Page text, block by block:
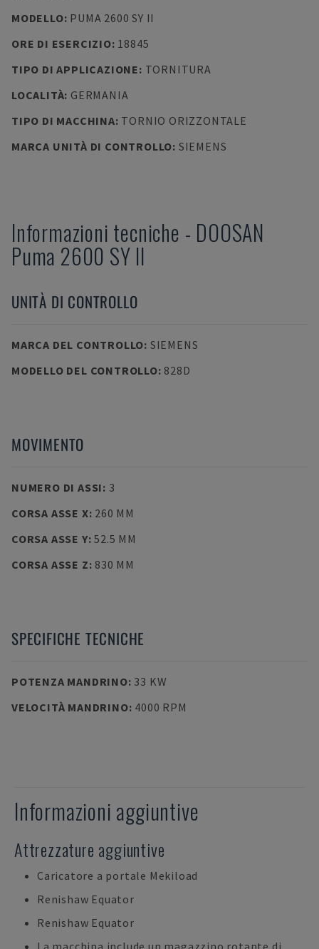
MODELLO: PUMA 2600 SY II
ORE DI ESERCIZIO: 18845
TIPO DI APPLICAZIONE: TORNITURA
LOCALITÀ: GERMANIA
TIPO DI MACCHINA: TORNIO ORIZZONTALE
MARCA UNITÀ DI CONTROLLO: SIEMENS
Informazioni tecniche - DOOSAN
Puma 2600 SY II
UNITÀ DI CONTROLLO
MARCA DEL CONTROLLO: SIEMENS
MODELLO DEL CONTROLLO: 828D
MOVIMENTO
NUMERO DI ASSI: 3
CORSA ASSE X: 260 MM
CORSA ASSE Y:52.5 MM
CORSA ASSE Z: 830 MM
SPECIFICHE TECNICHE
POTENZA MANDRINO: 33 KW
VELOCITÀ MANDRINO: 4000 RPM
Informazioni aggiuntive
Attrezzature aggiuntive
Caricatore a portale Mekiload
Renishaw Equator
Renishaw Equator
La macchina include un magazzino rotante di